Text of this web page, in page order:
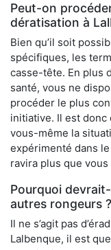
Peut-on
dératisation à
Bien qu’il soit
spécifiques, les
casse-tête. En plus
santé, vous ne
procéder le plus
initiative. Il est
vous-même la
expérimenté dans
ravira plus que
Pourquoi
autres rongeurs ?
Il ne s’agit pas
Lalbenque, il est